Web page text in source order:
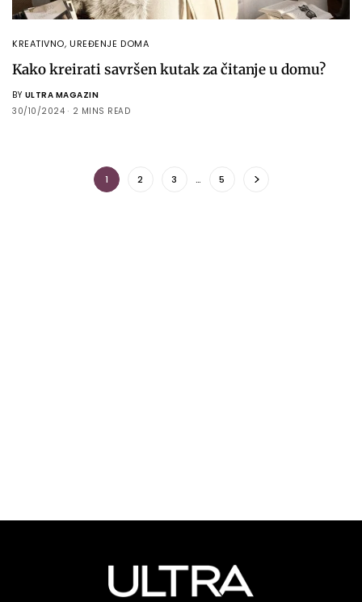
KREATIVNO,UREĐENJE DOMA
Kako kreirati savršen kutak za čitanje u domu?
BY ULTRA MAGAZIN
30/10/2024
2 MINS READ
1 2 3 … 5